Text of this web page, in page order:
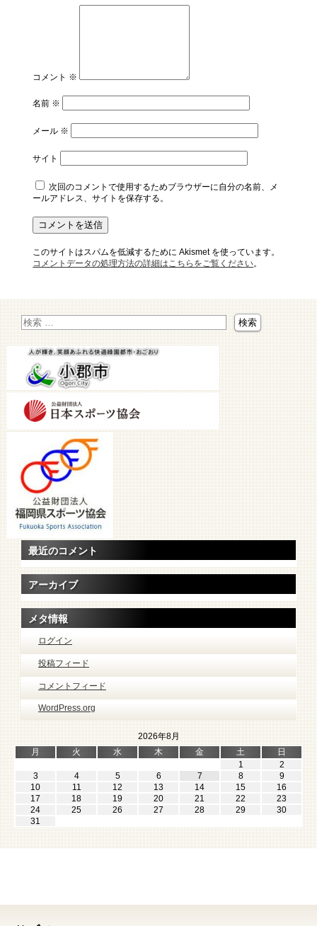
コメント ※
名前 ※
メール ※
サイト
次回のコメントで使用するためブラウザーに自分の名前、メ
ールアドレス、サイトを保存する。
このサイトはスパムを低減するために Akismet を使っています。
コメントデータの処理方法の詳細はこちらをご覧ください。
最近のコメント
アーカイブ
メタ情報
ログイン
投稿フィード
コメントフィード
WordPress.org
2026年8月
月
火 水 木 金 土
日
1
2
3
4 5 6 7 8
9
10
11 12 13 14 15
16
17
18 19 20 21 22
23
24
25 26 27 28 29
30
31